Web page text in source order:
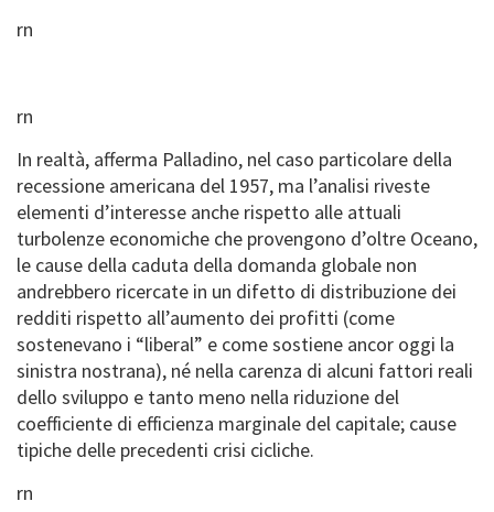
rn
rn
In realtà, afferma Palladino, nel caso particolare della
recessione americana del 1957, ma l’analisi riveste
elementi d’interesse anche rispetto alle attuali
turbolenze economiche che provengono d’oltre Oceano,
le cause della caduta della domanda globale non
andrebbero ricercate in un difetto di distribuzione dei
redditi rispetto all’aumento dei profitti (come
sostenevano i “liberal” e come sostiene ancor oggi la
sinistra nostrana), né nella carenza di alcuni fattori reali
dello sviluppo e tanto meno nella riduzione del
coefficiente di efficienza marginale del capitale; cause
tipiche delle precedenti crisi cicliche.
rn